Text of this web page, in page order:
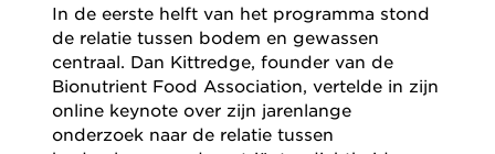
In de eerste helft van het programma stond
de relatie tussen bodem en gewassen
centraal. Dan Kittredge, founder van de
Bionutrient Food Association, vertelde in zijn
online keynote over zijn jarenlange
onderzoek naar de relatie tussen